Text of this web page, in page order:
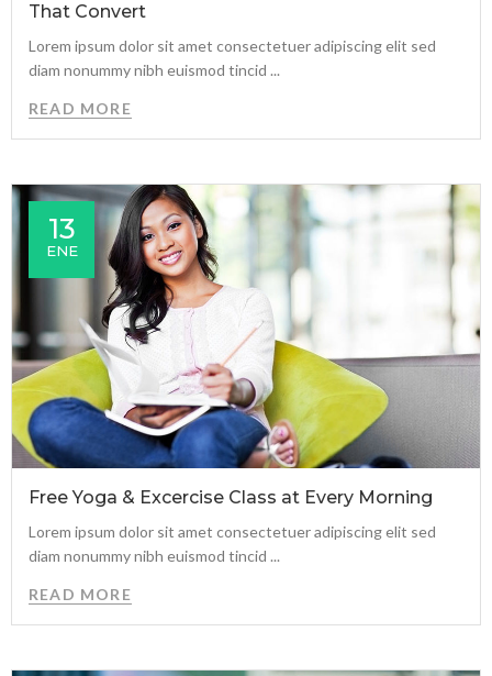
That Convert
Lorem ipsum dolor sit amet consectetuer adipiscing elit sed
diam nonummy nibh euismod tincid ...
READ MORE
13
ENE
Free Yoga & Excercise Class at Every Morning
Lorem ipsum dolor sit amet consectetuer adipiscing elit sed
diam nonummy nibh euismod tincid ...
READ MORE